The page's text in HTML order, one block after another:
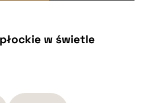
w świetle